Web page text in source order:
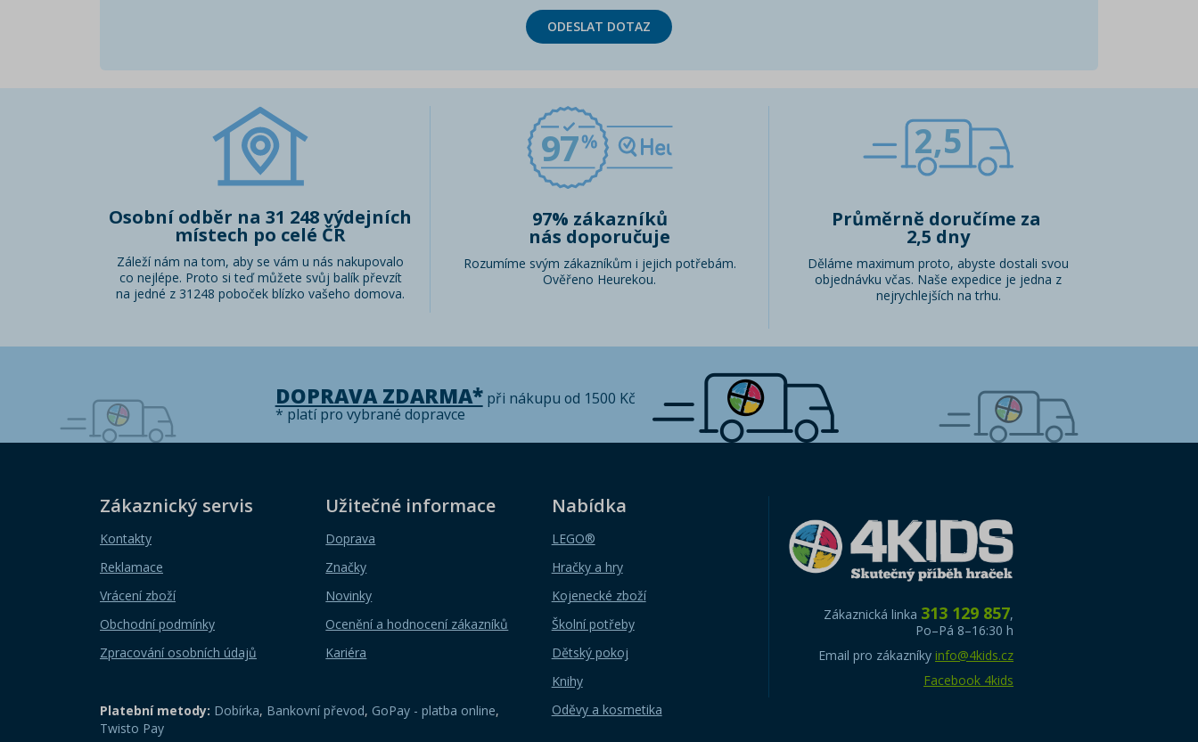
ODESLAT DOTAZ
Osobní odběr na 31 248 výdejních
místech po celé ČR
Záleží nám na tom, aby se vám u nás nakupovalo
co nejlépe. Proto si teď můžete svůj balík převzít
na jedné z 31248 poboček blízko vašeho domova.
97
97% zákazníků
nás doporučuje
Rozumíme svým zákazníkům i jejich potřebám.
Ověřeno Heurekou.
2,5
Průměrně doručíme za
2,5 dny
Děláme maximum proto, abyste dostali svou
objednávku včas. Naše expedice je jedna z
nejrychlejších na trhu.
DOPRAVA ZDARMA*při nákupu od 1500 Kč
* platí pro vybrané dopravce
Zákaznický servis
Kontakty
Reklamace
Vrácení zboží
Obchodní podmínky
Zpracování osobních údajů
Užitečné informace
Doprava
Značky
Novinky
Ocenění a hodnocení zákazníků
Kariéra
Nabídka
LEGO®
Hračky a hry
Kojenecké zboží
Školní potřeby
Dětský pokoj
Knihy
Oděvy a kosmetika
Platební metody: Dobírka, Bankovní převod, GoPay - platba online,
Twisto Pay
Zákaznická linka 313 129 857,
Po–Pá 8–16:30 h
Email pro zákazníky info@4kids.cz
Facebook 4kids